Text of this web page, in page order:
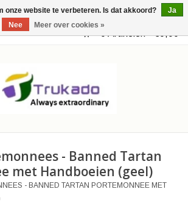
0 Artikelen - €0,00
- Banned Tartan
met Handboeien (geel)
- BANNED TARTAN PORTEMONNEE MET
onze website te verbeteren. Is dat akkoord?
Ja
Nee
Meer over cookies »